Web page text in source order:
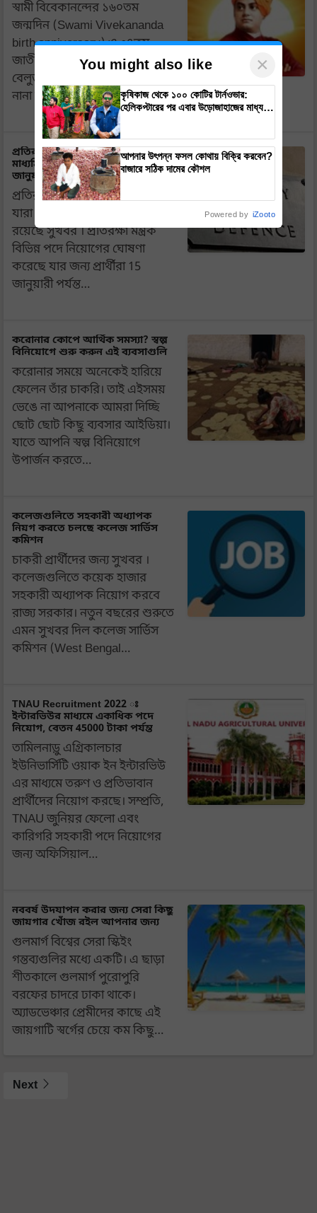
স্বামী বিবেকানন্দের ১৬০তম
জন্মদিন (Swami Vivekananda
birth anniversary) ও ৩৭তম
জাতীয় যুব দিবস পালন করা হচ্ছে
বেলুড় মঠে (Belur Math)। বুধবার
নানা অনুষ্ঠানের আয়োজন করা…
প্রতিরক্ষা মন্ত্রণালয় নিয়োগ 2022:
মাধ্যমিক পাশেও মিলবে সুযোগ, 15
জানুয়ারির আগে আবেদন করুন
প্রতিরক্ষা মন্ত্রণালয় নিয়োগ 2022:
যারা চাকরি খুঁজছেন তাদের জন্য
রয়েছে সুখবর । প্রতিরক্ষা মন্ত্রক
বিভিন্ন পদে নিয়োগের ঘোষণা
করেছে যার জন্য প্রার্থীরা 15
জানুয়ারী পর্যন্ত…
করোনার কোপে আর্থিক সমস্যা? স্বল্প
বিনিয়োগে শুরু করুন এই ব্যবসাগুলি
করোনার সময়ে অনেকেই হারিয়ে
ফেলেন তাঁর চাকরি। তাই এইসময়
ভেঙে না আপনাকে আমরা দিচ্ছি
ছোট ছোট কিছু ব্যবসার আইডিয়া।
যাতে আপনি স্বল্প বিনিয়োগে
উপার্জন করতে…
কলেজগুলিতে সহকারী অধ্যাপক
নিয়গ করতে চলছে কলেজ সার্ভিস
কমিশন
চাকরী প্রার্থীদের জন্য সুখবর ।
কলেজগুলিতে কয়েক হাজার
সহকারী অধ্যাপক নিয়োগ করবে
রাজ্য সরকার। নতুন বছরের শুরুতে
এমন সুখবর দিল কলেজ সার্ভিস
কমিশন (West Bengal…
TNAU Recruitment 2022 ঃ
ইন্টারভিউর মাধ্যমে একাধিক পদে
নিয়োগ, বেতন 45000 টাকা পর্যন্ত
তামিলনাড়ু এগ্রিকালচার
ইউনিভার্সিটি ওয়াক ইন ইন্টারভিউ
এর মাধ্যমে তরুণ ও প্রতিভাবান
প্রার্থীদের নিয়োগ করছে। সম্প্রতি,
TNAU জুনিয়র ফেলো এবং
কারিগরি সহকারী পদে নিয়োগের
জন্য অফিসিয়াল…
নববর্ষ উদযাপন করার জন্য সেরা কিছু
জায়গার খোঁজ রইল আপনার জন্য
গুলমার্গ বিশ্বের সেরা স্কিইং
গন্তব্যগুলির মধ্যে একটি। এ ছাড়া
শীতকালে গুলমার্গ পুরোপুরি
বরফের চাদরে ঢাকা থাকে।
অ্যাডভেঞ্চার প্রেমীদের কাছে এই
জায়গাটি স্বর্গের চেয়ে কম কিছু…
Next
You might also like ×
কৃষিকাজ থেকে ১০০ কোটির টার্নওভার:
হেলিকপ্টারের পর এবার উড়োজাহাজের মাধ্যমে
আপনার উৎপন্ন ফসল কোথায় বিক্রি করবেন?
বাজারে সঠিক দামের কৌশল
Powered by iZooto